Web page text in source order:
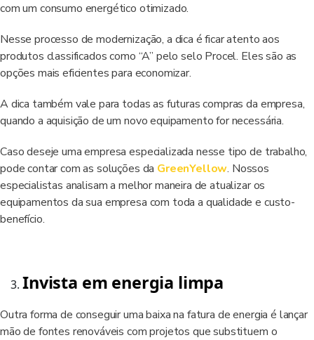
com um consumo energético otimizado.
Nesse processo de modernização, a dica é ficar atento aos
produtos classificados como “A” pelo selo Procel. Eles são as
opções mais eficientes para economizar.
A dica também vale para todas as futuras compras da empresa,
quando a aquisição de um novo equipamento for necessária.
Caso deseje uma empresa especializada nesse tipo de trabalho,
pode contar com as soluções da GreenYellow. Nossos
especialistas analisam a melhor maneira de atualizar os
equipamentos da sua empresa com toda a qualidade e custo-
benefício.
Invista em energia limpa
Outra forma de conseguir uma baixa na fatura de energia é lançar
mão de fontes renováveis com projetos que substituem o